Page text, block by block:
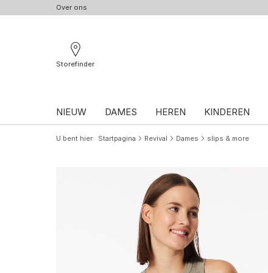
Over ons
Storefinder
NIEUW DAMES HEREN KINDEREN
U bent hier Startpagina Revival Dames slips & more